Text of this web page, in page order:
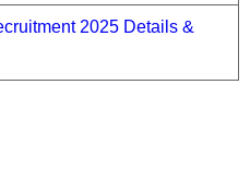
2025 Details &